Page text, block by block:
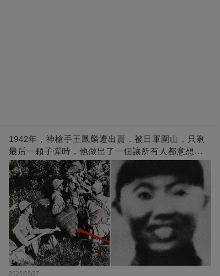
1942年，神槍手王鳳麟遭出賣，被日軍圍山，只剩
最后一顆子彈時，他做出了一個讓所有人都意想不
到的舉動
2026/05/27